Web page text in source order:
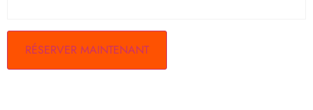
RÉSERVER MAINTENANT